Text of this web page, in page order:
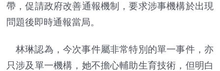
帶，促請政府改善通報機制，要求涉事機構於出現
問題後即時通報當局。
林琳認為，今次事件屬非常特別的單一事件，亦
只涉及單一機構，她不擔心輔助生育技術，但明白